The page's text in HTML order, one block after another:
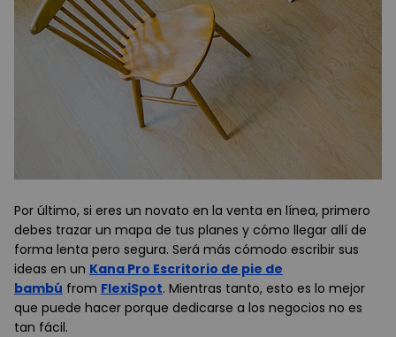
Por último, si eres un novato en la venta en línea, primero
debes trazar un mapa de tus planes y cómo llegar allí de
forma lenta pero segura. Será más cómodo escribir sus
ideas en un Kana Pro Escritorio de pie de
bambú from FlexiSpot. Mientras tanto, esto es lo mejor
que puede hacer porque dedicarse a los negocios no es
tan fácil.